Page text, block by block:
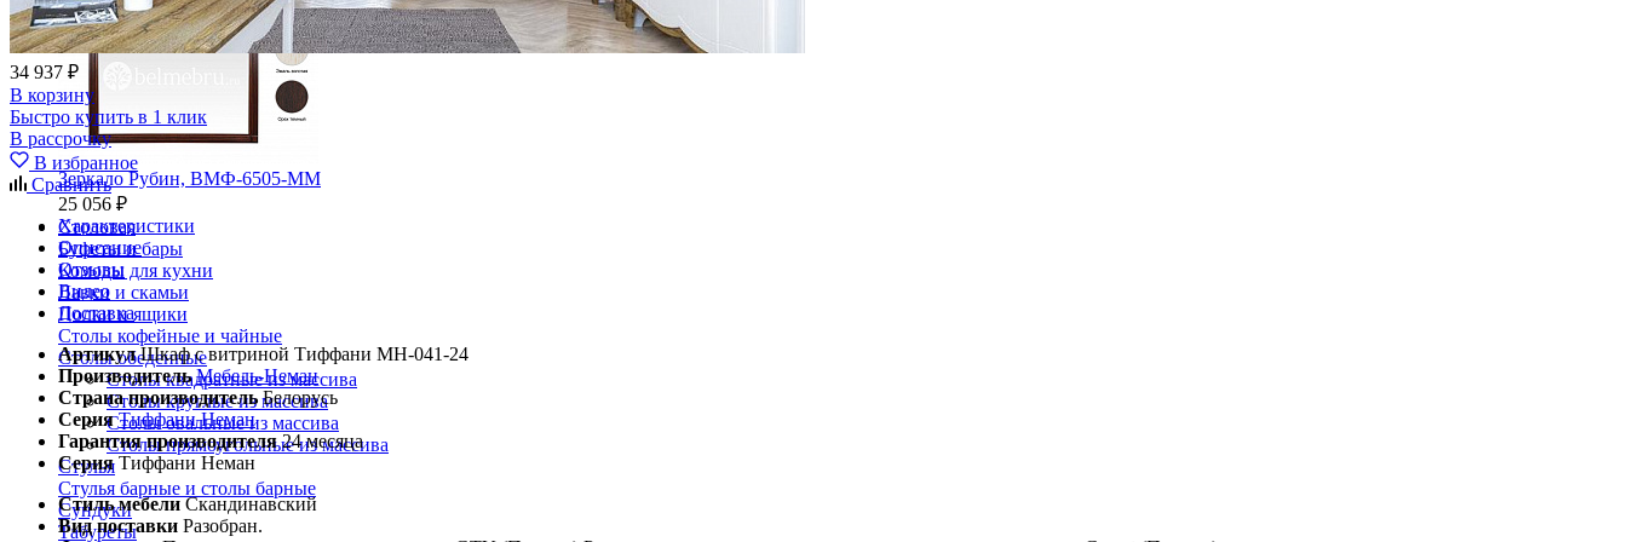
Зеркало Рубин, ВМФ-6505-ММ
25 056 ₽
Столовая
Буфеты и бары
Комоды для кухни
Лавки и скамьи
Полки и ящики
Столы кофейные и чайные
Столы обеденные
Столы квадратные из массива
Столы круглые из массива
Столы овальные из массива
Столы прямоугольные из массива
Стулья
Стулья барные и столы барные
Сундуки
Табуреты
34 937 ₽
В корзину
Быстро купить в 1 клик
В рассрочку
В избранное
Сравнить
Характеристики
Описание
Отзывы
Видео
Доставка
Артикул Шкаф с витриной Тиффани МН-041-24
Производитель Мебель-Неман
Страна производитель Белорусь
Серия Тиффани Неман
Гарантия производителя 24 месяца
Серия Тиффани Неман
Стиль мебели Скандинавский
Вид поставки Разобран.